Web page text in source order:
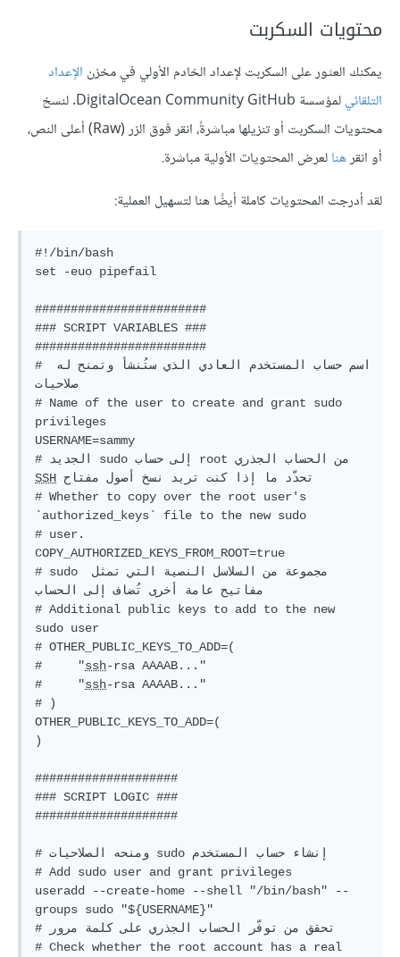
محتويات السكربت
يمكنك العثور على السكربت لإعداد الخادم الأولي في مخزن الإعداد
التلقائي
لمؤسسة DigitalOcean Community GitHub. لنسخ
محتويات السكربت أو تنزيلها مباشرةً، انقر فوق الزر (Raw) أعلى النص،
أو انقرهنالعرض المحتويات الأولية مباشرة.
لقد أدرجت المحتويات كاملة أيضًا هنا لتسهيل العملية:
#!/bin/bash
set -euo pipefail
########################
### SCRIPT VARIABLES ###
########################
# اسم حساب المستخدم العادي الذي ستُنشأ وتمنح له
صلاحيات
# Name of the user to create and grant sudo
privileges
SSH
# Whether to copy over the root user's
`authorized_keys` file to the new sudo
# user.
COPY_AUTHORIZED_KEYS_FROM_ROOT=true
# sudo مجموعة من السلاسل النصية التي تمثل
# Additional public keys to add to the new
sudo user
# OTHER_PUBLIC_KEYS_TO_ADD=(
#     "ssh-rsa AAAAB..."
#     "ssh-rsa AAAAB..."
# )
OTHER_PUBLIC_KEYS_TO_ADD=(
)
####################
### SCRIPT LOGIC ###
####################
# Add sudo user and grant privileges
useradd --create-home --shell
"/bin/bash" --
groups sudo
"${USERNAME}"
# تحقق من توفّر الحساب الجذري على كلمة مرور
# Check whether the root account has a real